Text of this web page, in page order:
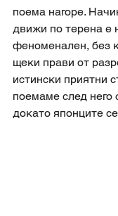
поема нагоре.
движи по терена е
феноменален, без
щеки прави от
истински приятни
поемаме след него
докато японците